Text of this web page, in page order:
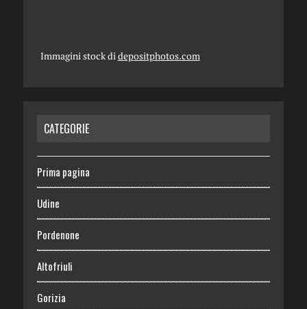
Immagini stock di depositphotos.com
CATEGORIE
Prima pagina
Udine
Pordenone
Altofriuli
Gorizia